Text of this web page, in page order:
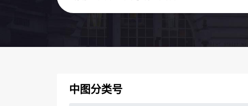
中图分类号